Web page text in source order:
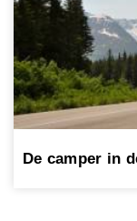
De camper in